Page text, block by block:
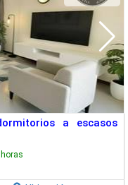
a escasos
horas